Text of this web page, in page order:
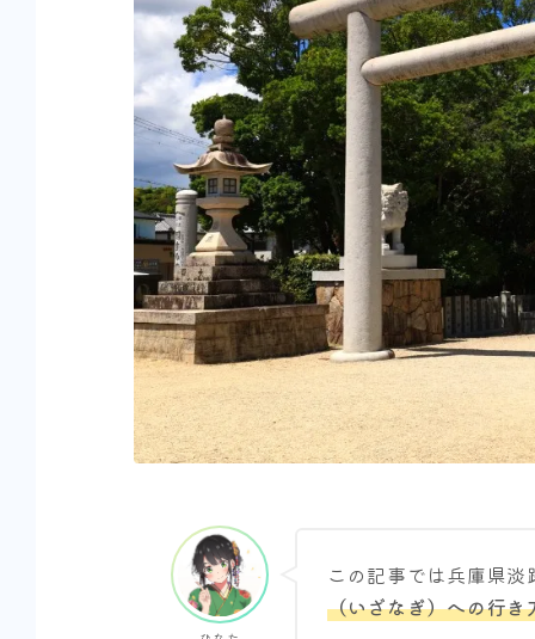
この記事では兵庫県
（いざなぎ）への行き